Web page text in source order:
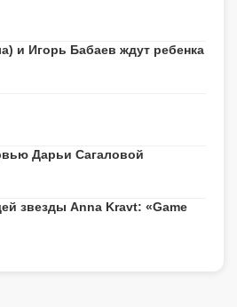
и Игорь Бабаев ждут ребенка
Дарьи Сагаловой
звезды Anna Kravt: «Game